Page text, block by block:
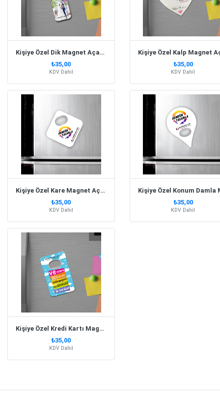
Kişiye Özel Dik Magnet Açacak
₺35,00
KDV Dahil
₺35,00
KDV Dahil
Kişiye Özel Kare Magnet Açacak 65X65 Mm
₺35,00
KDV Dahil
₺35,00
KDV Dahil
Kişiye Özel Kredi Kartı Magnet Açacak
₺35,00
KDV Dahil